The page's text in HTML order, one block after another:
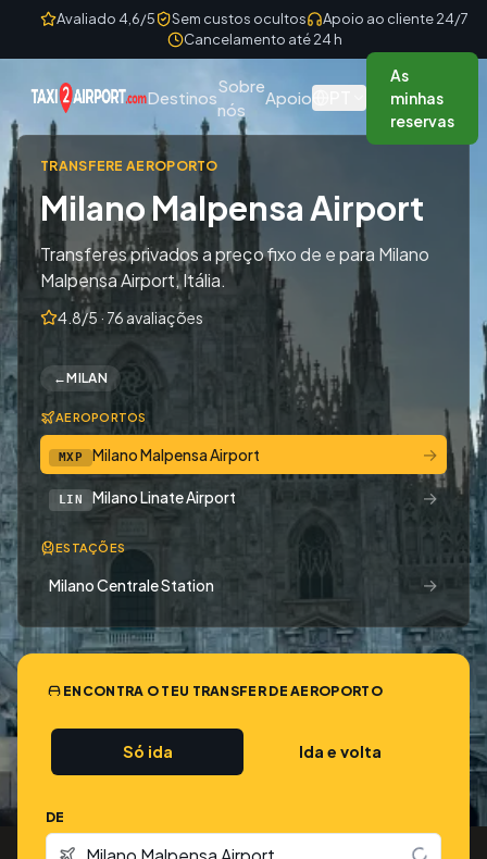
Skip to content
Avaliado 4,6/5 Sem custos ocultos
Apoio ao cliente 24/7
Cancelamento até 24 h
Destinos
Sobre
nós
Apoio
As
minhas
reservas
TRANSFERE AEROPORTO
Milano Malpensa Airport
Transferes privados a preço fixo de e para Milano
Malpensa Airport, Itália.
4.8/5 · 76 avaliações
←MILAN
AEROPORTOS
MXP Milano Malpensa Airport →
LIN Milano Linate Airport →
ESTAÇÕES
Milano Centrale Station →
ENCONTRA O TEU TRANSFER DE AEROPORTO
Só ida Ida e volta
DE